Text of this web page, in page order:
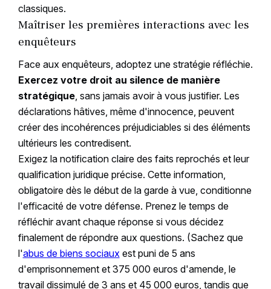
classiques.
Maîtriser les premières interactions avec les
enquêteurs
Face aux enquêteurs, adoptez une stratégie réfléchie.
Exercez votre droit au silence de manière
stratégique, sans jamais avoir à vous justifier. Les
déclarations hâtives, même d'innocence, peuvent
créer des incohérences préjudiciables si des éléments
ultérieurs les contredisent.
Exigez la notification claire des faits reprochés et leur
qualification juridique précise. Cette information,
obligatoire dès le début de la garde à vue, conditionne
l'efficacité de votre défense. Prenez le temps de
réfléchir avant chaque réponse si vous décidez
finalement de répondre aux questions. (Sachez que
l'abus de biens sociauxest puni de 5 ans
d'emprisonnement et 375 000 euros d'amende, le
travail dissimulé de 3 ans et 45 000 euros, tandis que